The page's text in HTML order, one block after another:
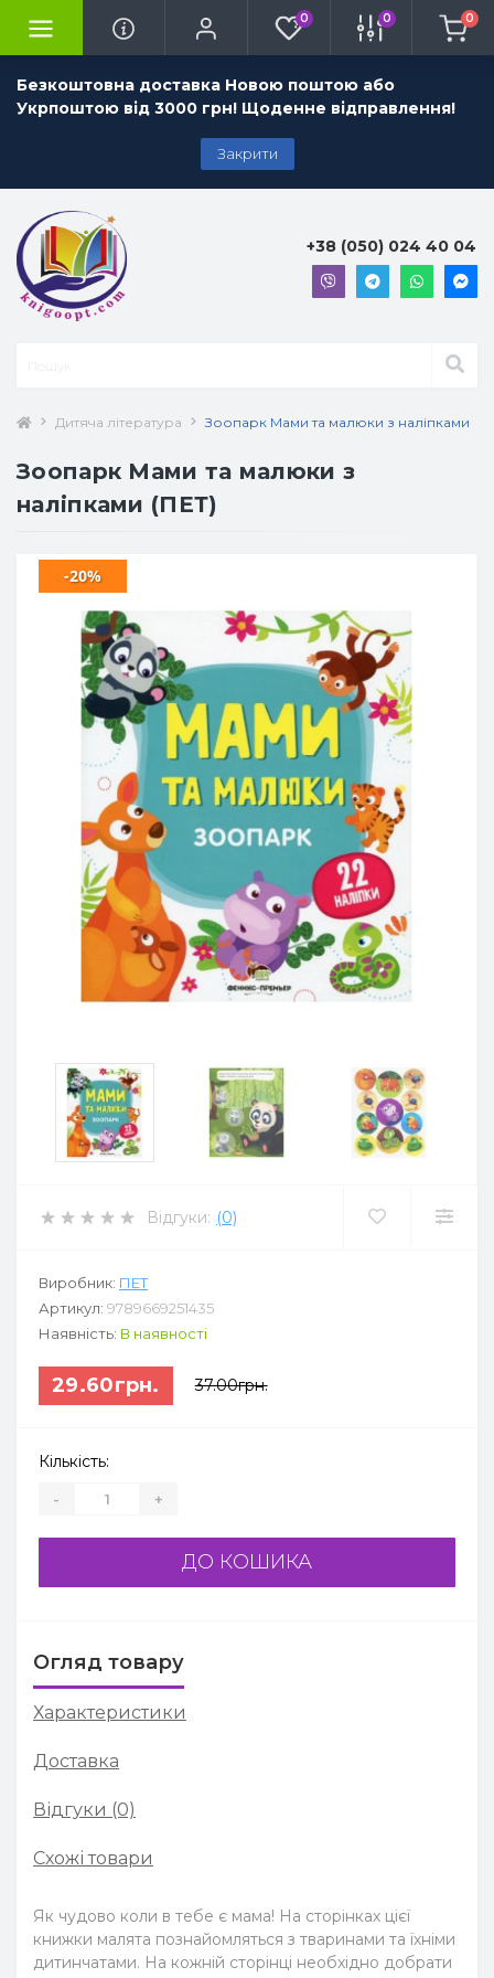
Безкоштовна доставка Новою поштою або
Укрпоштою від 3000 грн! Щоденне відправлення!
Закрити
0 0 0
+38 (050) 024 40 04
Дитяча література Зоопарк Мами та малюки з наліпками
Зоопарк Мами та малюки з
наліпками (ПЕТ)
-20%
Відгуки: (0)
Виробник: ПЕТ
Артикул: 9789669251435
Наявність: В наявності
29.60грн. 37.00грн.
Кількість:
- +
ДО КОШИКА
Огляд товару
Характеристики
Доставка
Відгуки (0)
Схожі товари
Як чудово коли в тебе є мама! На сторінках цієї
книжки малята познайомляться з тваринами та їхніми
дитинчатами. На кожній сторінці необхідно добрати